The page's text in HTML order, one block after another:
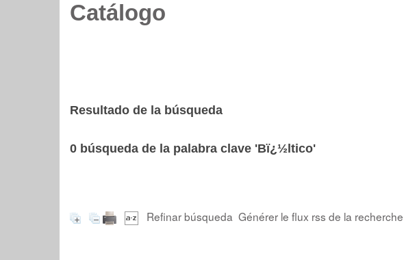
Catálogo
Resultado de la búsqueda
0 búsqueda de la palabra clave 'Bï¿½ltico'
Refinar búsqueda Générer le flux rss de la recherche